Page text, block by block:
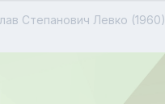
Степанович Левко (1960)